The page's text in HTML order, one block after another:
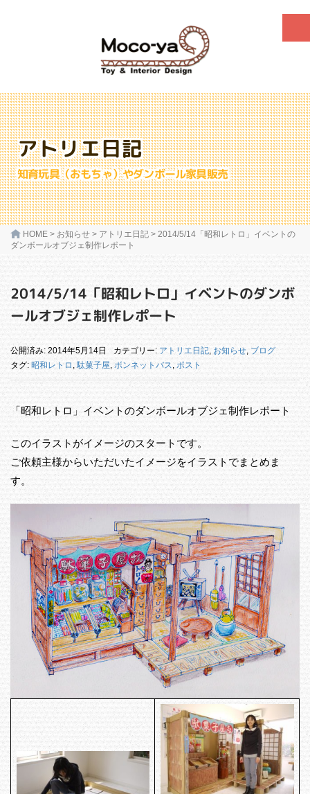
アトリエ日記
知育玩具（おもちゃ）やダンボール家具販売
HOME > お知らせ > アトリエ日記 > 2014/5/14「昭和レトロ」イベントの
ダンボールオブジェ制作レポート
2014/5/14「昭和レトロ」イベントのダンボ
ールオブジェ制作レポート
公開済み: 2014年5月14日 カテゴリー: アトリエ日記, お知らせ, ブログ
タグ: 昭和レトロ ,駄菓子屋, ボンネットバス, ポスト
「昭和レトロ」イベントのダンボールオブジェ制作レポート
このイラストがイメージのスタートです。
ご依頼主様からいただいたイメージをイラストでまとめま
す。